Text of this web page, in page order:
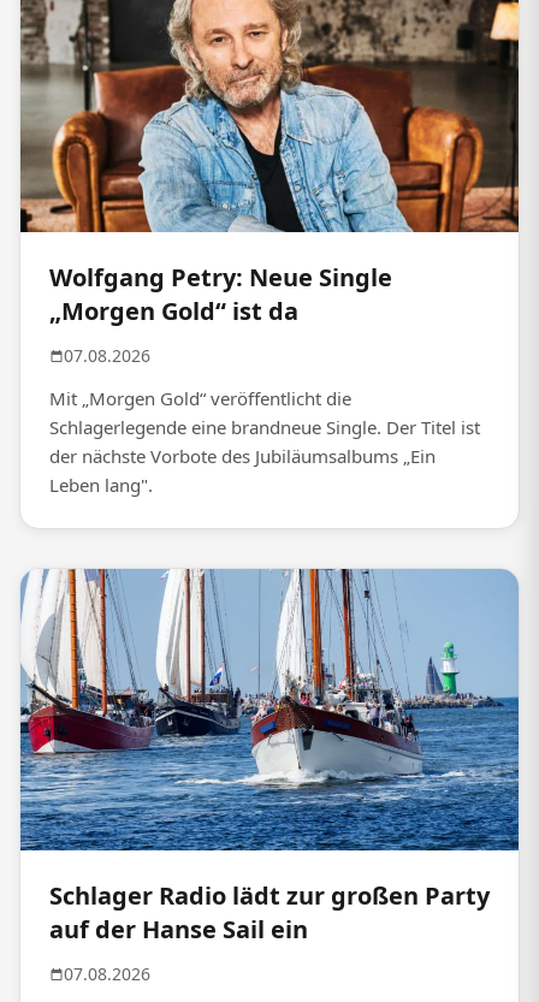
Wolfgang Petry: Neue Single
„Morgen Gold“ ist da
07.08.2026
Mit „Morgen Gold“ veröffentlicht die
Schlagerlegende eine brandneue Single. Der Titel ist
der nächste Vorbote des Jubiläumsalbums „Ein
Leben lang".
Schlager Radio lädt zur großen Party
auf der Hanse Sail ein
07.08.2026